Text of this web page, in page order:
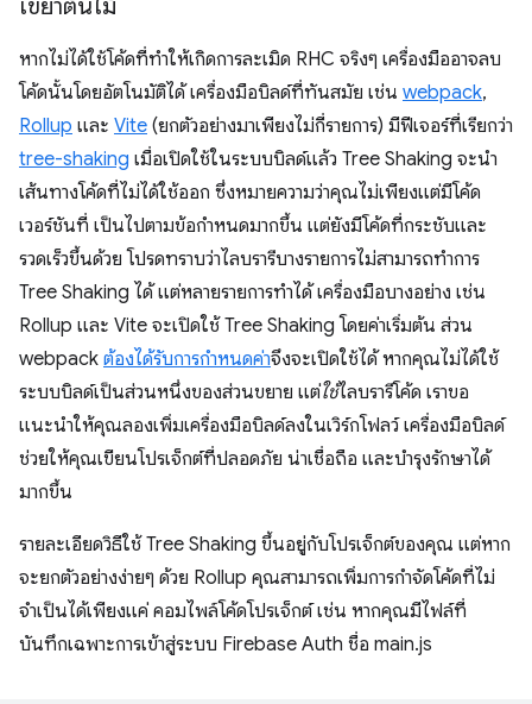
เขย่าต้นไม้
หากไม่ได้ใช้โค้ดที่ทำให้เกิดการละเมิด RHC จริงๆ เครื่องมืออาจลบ
โค้ดนั้นโดยอัตโนมัติได้ เครื่องมือบิลด์ที่ทันสมัย เช่น webpack,
Rollup และ Vite (ยกตัวอย่างมาเพียงไม่กี่รายการ) มีฟีเจอร์ที่เรียกว่า
tree-shaking เมื่อเปิดใช้ในระบบบิลด์แล้ว Tree Shaking จะนำ
เส้นทางโค้ดที่ไม่ได้ใช้ออก ซึ่งหมายความว่าคุณไม่เพียงแต่มีโค้ด
เวอร์ชันที่ เป็นไปตามข้อกำหนดมากขึ้น แต่ยังมีโค้ดที่กระชับและ
รวดเร็วขึ้นด้วย โปรดทราบว่าไลบรารีบางรายการไม่สามารถทำการ
Tree Shaking ได้ แต่หลายรายการทำได้ เครื่องมือบางอย่าง เช่น
Rollup และ Vite จะเปิดใช้ Tree Shaking โดยค่าเริ่มต้น ส่วน
webpack ต้องได้รับการกำหนดค่าจึงจะเปิดใช้ได้ หากคุณไม่ได้ใช้
ระบบบิลด์เป็นส่วนหนึ่งของส่วนขยาย แต่ใช้ไลบรารีโค้ด เราขอ
แนะนำให้คุณลองเพิ่มเครื่องมือบิลด์ลงในเวิร์กโฟลว์ เครื่องมือบิลด์
ช่วยให้คุณเขียนโปรเจ็กต์ที่ปลอดภัย น่าเชื่อถือ และบำรุงรักษาได้
มากขึ้น
รายละเอียดวิธีใช้ Tree Shaking ขึ้นอยู่กับโปรเจ็กต์ของคุณ แต่หาก
จะยกตัวอย่างง่ายๆ ด้วย Rollup คุณสามารถเพิ่มการกำจัดโค้ดที่ไม่
จำเป็นได้เพียงแค่ คอมไพล์โค้ดโปรเจ็กต์ เช่น หากคุณมีไฟล์ที่
บันทึกเฉพาะการเข้าสู่ระบบ Firebase Auth ชื่อ main.js